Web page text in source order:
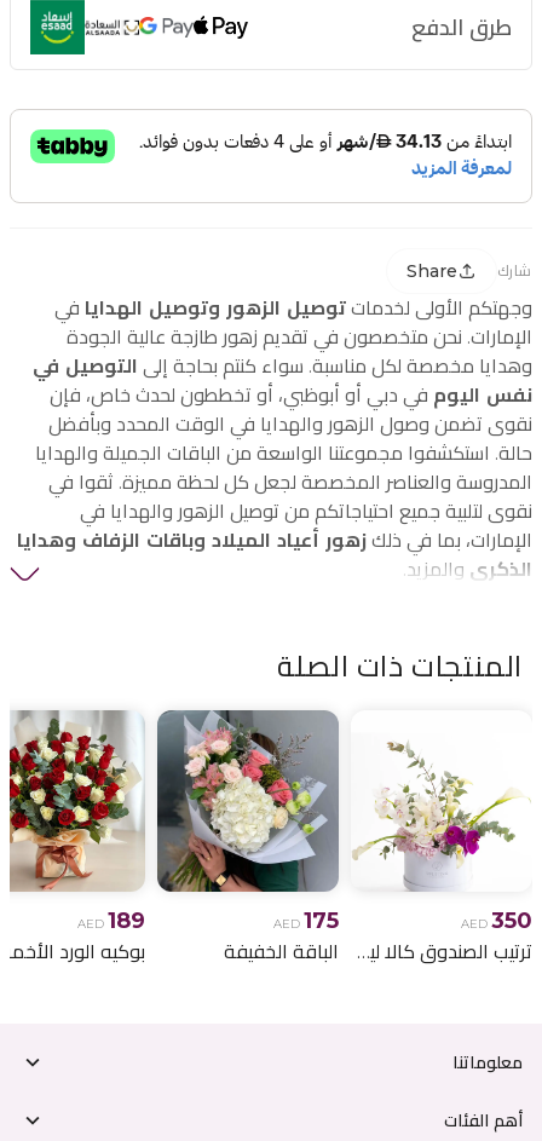
طرق الدفع
شارك Share
وجهتكم الأولى لخدمات توصيل الزهور وتوصيل الهدايا في
الإمارات. نحن متخصصون في تقديم زهور طازجة عالية الجودة
وهدايا مخصصة لكل مناسبة. سواء كنتم بحاجة إلى التوصيل في
نفس اليوم في دبي أو أبوظبي، أو تخططون لحدث خاص، فإن
نقوى تضمن وصول الزهور والهدايا في الوقت المحدد وبأفضل
حالة. استكشفوا مجموعتنا الواسعة من الباقات الجميلة والهدايا
المدروسة والعناصر المخصصة لجعل كل لحظة مميزة. ثقوا في
نقوى لتلبية جميع احتياجاتكم من توصيل الزهور والهدايا في
الإمارات، بما في ذلك زهور أعياد الميلاد وباقات الزفاف وهدايا
الذكرى والمزيد.
المنتجات ذات الصلة
AED 350
ترتيب الصندوق كالا ليلي
AED 175
الباقة الخفيفة
AED 189
معلوماتنا
أهم الفئات